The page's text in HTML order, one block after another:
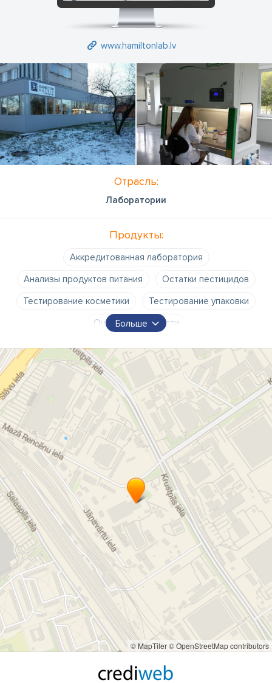
www.hamiltonlab.lv
Отрасль:
Лаборатории
Продукты:
Аккредитованная лаборатория
Анализы продуктов питания
Остатки пестицидов
Тестирование косметики
Тестирование упаковки
Оценка надежности
Больше
© MapTiler© OpenStreetMap contributors